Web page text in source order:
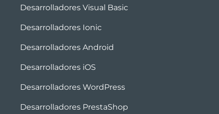
Desarrolladores Visual Basic
Desarrolladores Ionic
Desarrolladores Android
Desarrolladores iOS
Desarrolladores WordPress
Desarrolladores PrestaShop